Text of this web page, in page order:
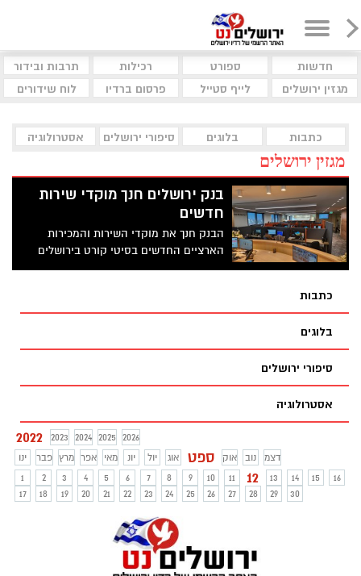
חדשות ספורט רכילות
תרבות ובידור
מגזין ירושלים
לייף סטייל פרסום ברדיו לוח שידורים
כתבות בלוגים סיפורי ירושלים אסטרולוגיה
מגזין ירושלים
בנק ירושלים חנך מוקדי שירות
חדשים
הבנק חנך את מוקדי השירות והמכירות
הארציים החדשים בסיטי קורט בירושלים
כתבות
בלוגים
סיפורי ירושלים
אסטרולוגיה
2022 2023 2024 2025
2026
ינו
פבר מרץ אפר מאי יונ יול אוג ספט אוק נוב
דצמ
1
2 3 4 5 6 7 8 9 10 11 12 13 14 15
16
17
18 19 20 21 22 23 24 25 26 27 28 29 30